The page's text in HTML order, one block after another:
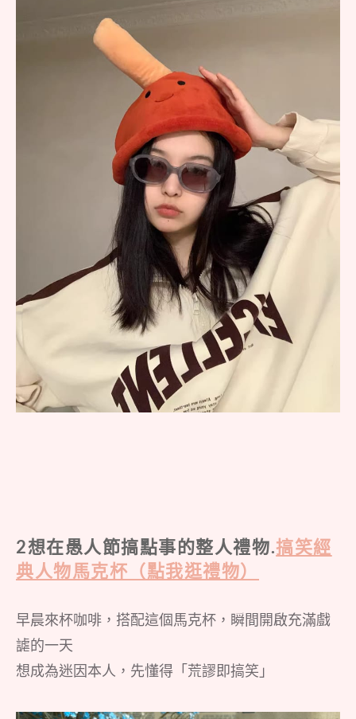
2想在愚人節搞點事的整人禮物.搞笑經
典人物馬克杯（點我逛禮物）
早晨來杯咖啡，搭配這個馬克杯，瞬間開啟充滿戲
謔的一天
想成為迷因本人，先懂得「荒謬即搞笑」